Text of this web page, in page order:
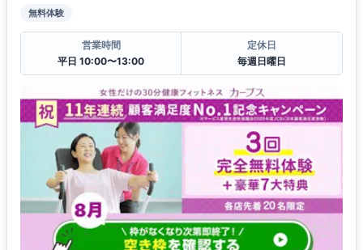
無料体験
営業時間
平日 10:00〜13:00
定休日
毎週日曜日